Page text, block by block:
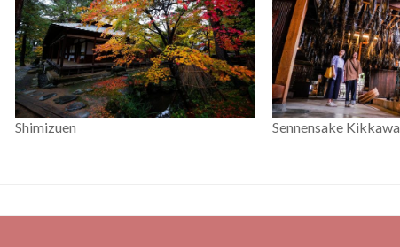
Shimizuen Sennensake Kikkawa